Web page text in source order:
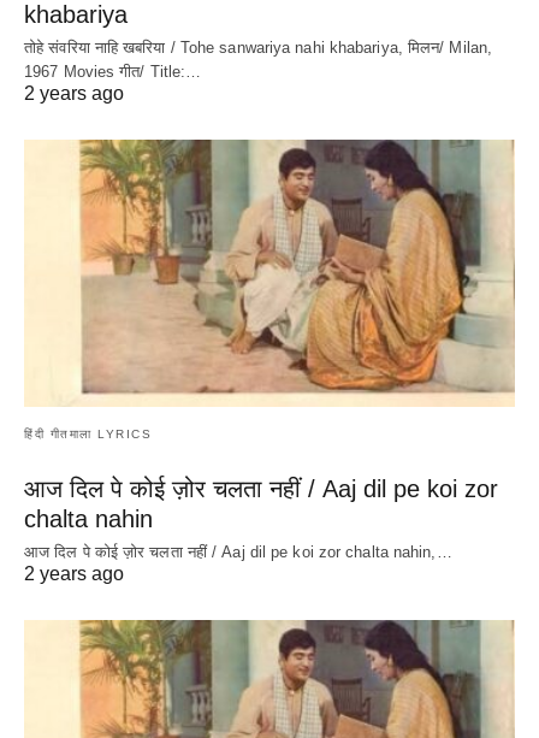
khabariya
तोहे संवरिया नाहि खबरिया / Tohe sanwariya nahi khabariya, मिलन/ Milan,
1967 Movies गीत/ Title:…
2 years ago
हिंदी गीतमाला LYRICS
आज दिल पे कोई ज़ोर चलता नहीं / Aaj dil pe koi zor
chalta nahin
आज दिल पे कोई ज़ोर चलता नहीं / Aaj dil pe koi zor chalta nahin,…
2 years ago